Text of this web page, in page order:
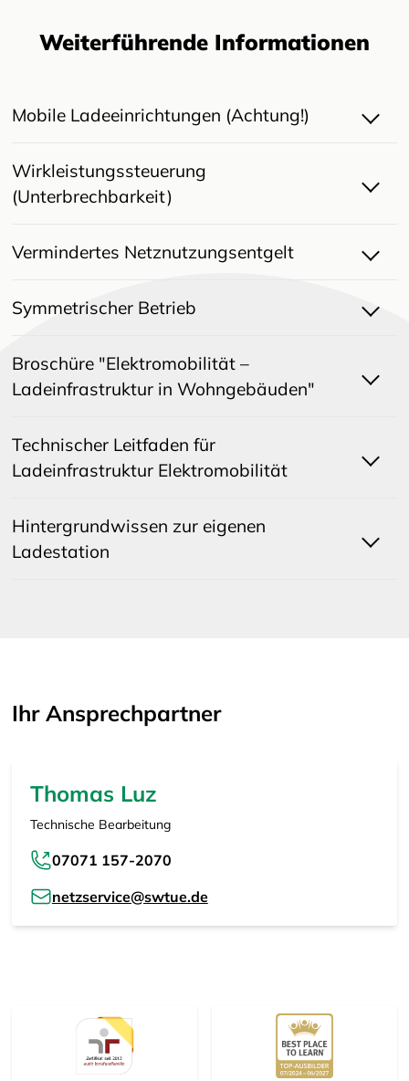
Weiterführende Informationen
Mobile Ladeeinrichtungen (Achtung!)
Wirkleistungssteuerung
(Unterbrechbarkeit)
Vermindertes Netznutzungsentgelt
Symmetrischer Betrieb
Broschüre "Elektromobilität –
Ladeinfrastruktur in Wohngebäuden"
Technischer Leitfaden für
Ladeinfrastruktur Elektromobilität
Hintergrundwissen zur eigenen
Ladestation
Ihr Ansprechpartner
Thomas Luz
Technische Bearbeitung
07071 157-2070
netzservice@swtue.de